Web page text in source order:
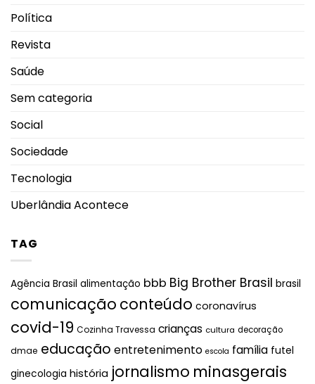
Política
Revista
Saúde
Sem categoria
Social
Sociedade
Tecnologia
Uberlândia Acontece
TAG
Agência Brasil alimentação bbb Big Brother Brasil brasil
comunicação conteúdo coronavírus
covid-19 Cozinha Travessa crianças cultura decoração
dmae educação entretenimento escola família futel
ginecologia história jornalismo minasgerais